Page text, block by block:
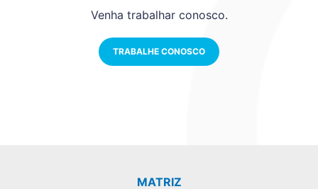
Venha trabalhar conosco.
TRABALHE CONOSCO
MATRIZ